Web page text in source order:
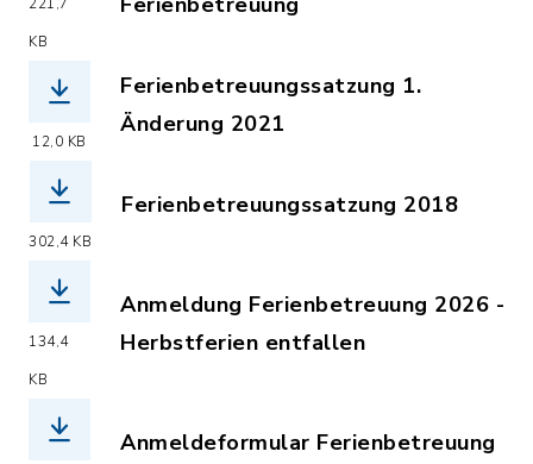
KB
12,0 KB
Ferienbetreuungssatzung 1.
Änderung 2021
302,4 KB
Ferienbetreuungssatzung 2018
134,4
KB
Anmeldung Ferienbetreuung 2026 -
Herbstferien entfallen
Anmeldeformular Ferienbetreuung